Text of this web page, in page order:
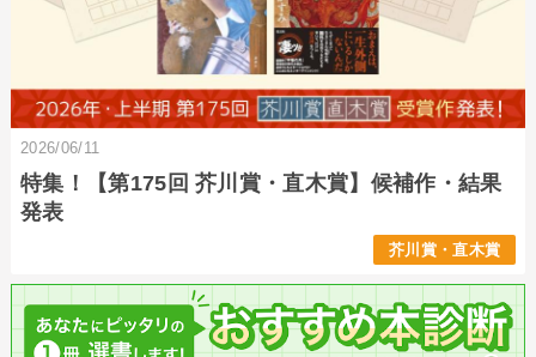
2026/06/11
特集！【第175回 芥川賞・直木賞】候補作・結果
発表
芥川賞・直木賞